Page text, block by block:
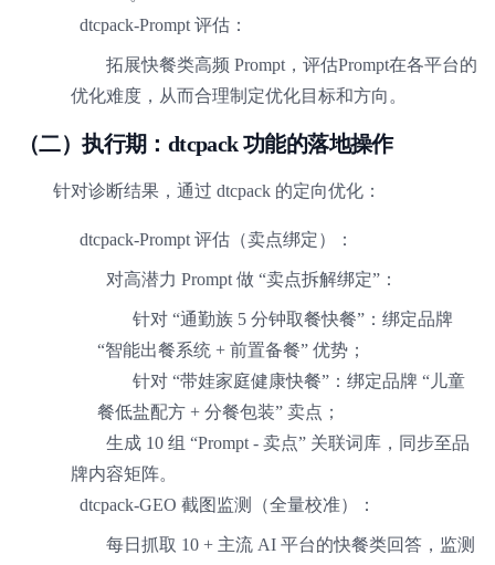
dtcpack-Prompt 评估：
拓展快餐类高频 Prompt，评估Prompt在各平台的
优化难度，从而合理制定优化目标和方向。
（二）执行期：dtcpack 功能的落地操作
针对诊断结果，通过 dtcpack 的定向优化：
dtcpack-Prompt 评估（卖点绑定）：
对高潜力 Prompt 做 “卖点拆解绑定”：
针对 “通勤族 5 分钟取餐快餐”：绑定品牌
“智能出餐系统 + 前置备餐” 优势；
针对 “带娃家庭健康快餐”：绑定品牌 “儿童
餐低盐配方 + 分餐包装” 卖点；
生成 10 组 “Prompt - 卖点” 关联词库，同步至品
牌内容矩阵。
dtcpack-GEO 截图监测（全量校准）：
每日抓取 10 + 主流 AI 平台的快餐类回答，监测